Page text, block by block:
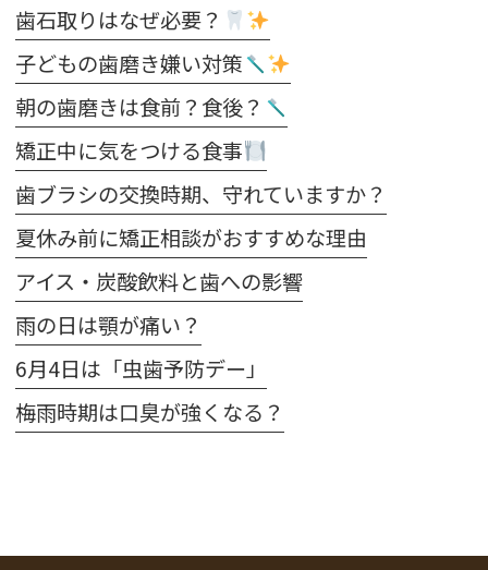
歯石取りはなぜ必要？
子どもの歯磨き嫌い対策
朝の歯磨きは食前？食後？
矯正中に気をつける食事
歯ブラシの交換時期、守れていますか？
夏休み前に矯正相談がおすすめな理由
アイス・炭酸飲料と歯への影響
雨の日は顎が痛い？
6月4日は「虫歯予防デー」
梅雨時期は口臭が強くなる？